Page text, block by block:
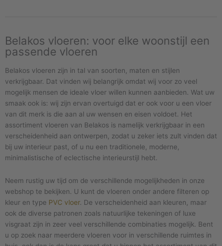
Belakos vloeren: voor elke woonstijl een
passende vloeren
Belakos vloeren zijn in tal van soorten, maten en stijlen
verkrijgbaar. Dat vinden wij belangrijk omdat wij voor zo veel
mogelijk mensen de ideale vloer willen kunnen aanbieden. Wat uw
smaak ook is: wij zijn ervan overtuigd dat er ook voor u een vloer
van dit merk is die aan al uw wensen en eisen voldoet. Het
assortiment vloeren van Belakos is namelijk verkrijgbaar in een
verscheidenheid aan ontwerpen, zodat u zeker iets zult vinden dat
bij uw interieur past, of u nu een traditionele, moderne,
minimalistische of eclectische interieurstijl hebt.
Neem rustig uw tijd om de verschillende mogelijkheden in onze
webshop te bekijken. U kunt de vloeren onder andere filteren op
kleur en type PVC vloer. De verscheidenheid aan kleuren, maar
ook de diverse patronen zoals natuurlijke tekeningen of luxe
visgraat zijn in zeer veel verschillende combinaties mogelijk. Bent
u op zoek naar meerdere vloeren voor in verschillende ruimtes in